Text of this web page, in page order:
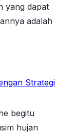
yang dapat
adalah
Strategi
begitu
hujan